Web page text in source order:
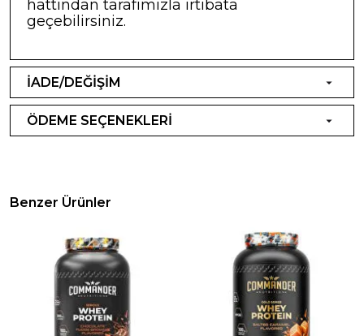
hattından tarafımızla irtibata
geçebilirsiniz.
İADE/DEĞİŞİM
ÖDEME SEÇENEKLERİ
Benzer Ürünler